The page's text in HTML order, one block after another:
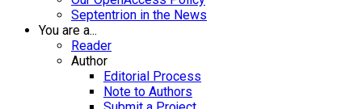
Septentrion in the News
You are a...
Reader
Author
Editorial Process
Note to Authors